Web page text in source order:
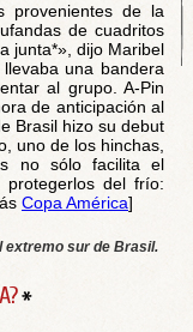
provenientes de la
de cuadritos
junta*», dijo Maribel
una bandera
al grupo. A-Pin
de anticipación al
Brasil hizo su debut
uno de los hinchas,
no sólo facilita el
del frío:
Copa América]
extremo sur de Brasil.